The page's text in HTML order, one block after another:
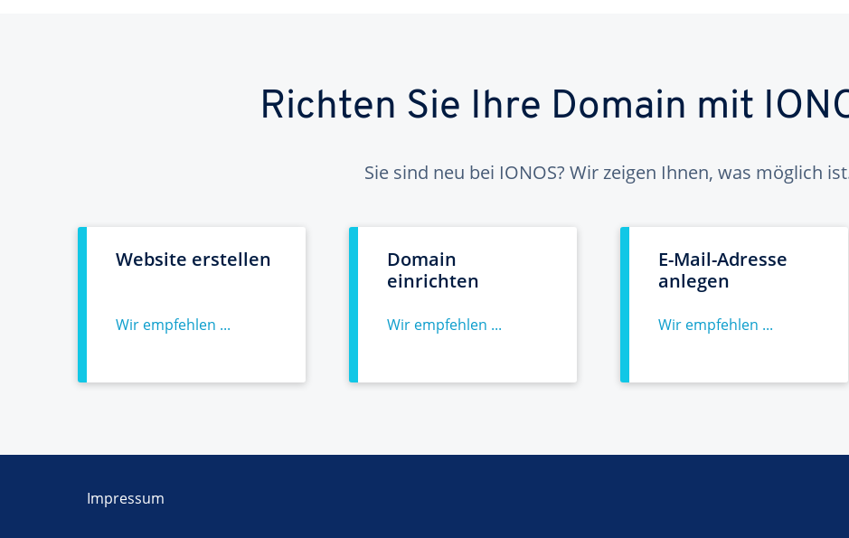
Richten Sie Ihre Domain mit
Sie sind neu bei IONOS? Wir zeigen Ihnen, was möglich
Website erstellen
Wir empfehlen ...
Domain
einrichten
Wir empfehlen ...
E-Mail-Adresse
anlegen
Wir empfehlen ...
Impressum